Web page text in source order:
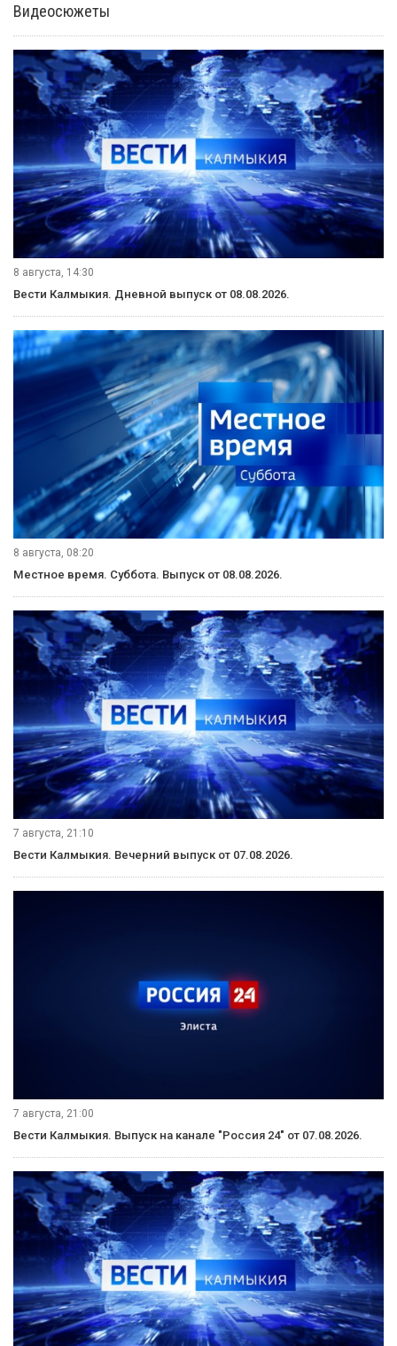
Видеосюжеты
8 августа, 14:30
Вести Калмыкия. Дневной выпуск от 08.08.2026.
8 августа, 08:20
Местное время. Суббота. Выпуск от 08.08.2026.
7 августа, 21:10
Вести Калмыкия. Вечерний выпуск от 07.08.2026.
7 августа, 21:00
Вести Калмыкия. Выпуск на канале "Россия 24" от 07.08.2026.